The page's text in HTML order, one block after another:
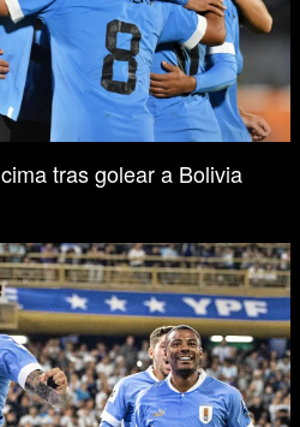
tras golear a Bolivia